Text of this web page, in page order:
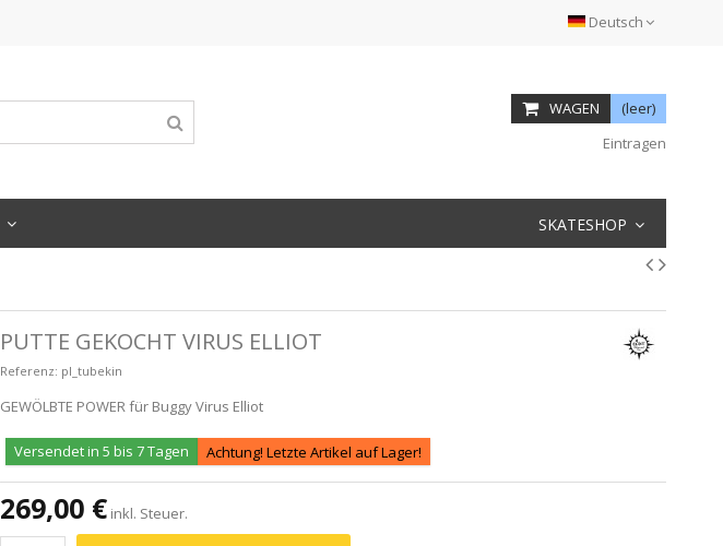
Deutsch
WAGEN
(leer)
Eintragen
SKATESHOP
PUTTE GEKOCHT VIRUS ELLIOT
Referenz: pl_tubekin
GEWÖLBTE POWER für Buggy Virus Elliot
Versendet in 5 bis 7 Tagen Achtung! Letzte Artikel auf Lager!
269,00 € inkl. Steuer.